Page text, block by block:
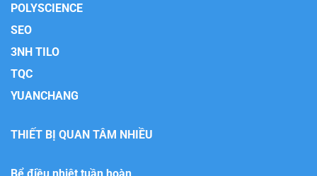
POLYSCIENCE
SEO
3NH TILO
TQC
YUANCHANG
THIẾT BỊ QUAN TÂM NHIỀU
Bể điều nhiệt tuần hoàn